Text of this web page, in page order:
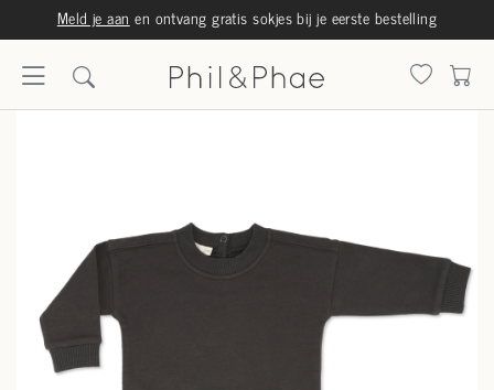
Meld je aan en ontvang gratis sokjes bij je eerste bestelling